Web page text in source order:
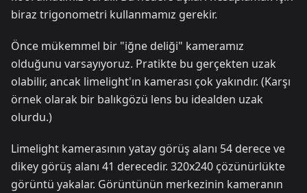
biraz trigonometri kullanmamız gerekir.
Önce mükemmel bir "iğne deliği" kameramız
olduğunu varsayıyoruz. Pratikte bu gerçekten uzak
olabilir, ancak limelight'ın kamerası çok yakındır. (Karşı
örnek olarak bir balıkgözü lens bu idealden uzak
olurdu.)
Limelight kamerasının yatay görüş alanı 54 derece ve
dikey görüş alanı 41 derecedir. 320x240 çözünürlükte
görüntü yakalar. Görüntünün merkezinin kameranın